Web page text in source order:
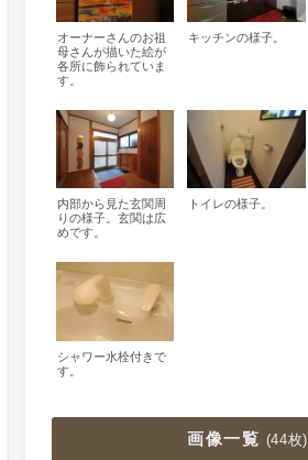
オーナーさんのお祖
母さんが描いた絵が
各所に飾られていま
す。
キッチンの様子。
内部から見た玄関周
りの様子。玄関は広
めです。
トイレの様子。
シャワー水栓付きで
す。
画像一覧 (44枚)